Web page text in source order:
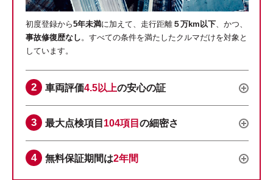
初度登録から5年未満に加えて、走行距離 ５万km以下、かつ、
事故修復歴なし。すべての条件を満たしたクルマだけを対象と
しています。
車両評価4.5以上の安心の証
最大点検項目 104項目 の細密さ
無料保証期間は2年間